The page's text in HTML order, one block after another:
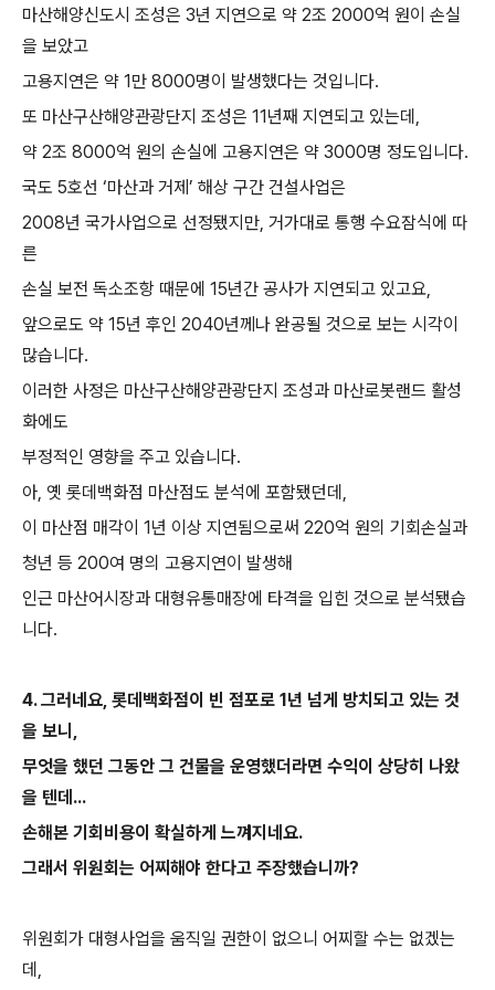
마산해양신도시 조성은 3년 지연으로 약 2조 2000억 원이 손실
을 보았고
고용지연은 약 1만 8000명이 발생했다는 것입니다.
또 마산구산해양관광단지 조성은 11년째 지연되고 있는데 ,
약 2조 8000억 원의 손실에 고용지연은 약 3000명 정도입니다.
국도 5호선 ‘마산과 거제 ’ 해상 구간 건설사업은
2008년 국가사업으로 선정됐지만, 거가대로 통행 수요잠식에 따
른
손실 보전 독소조항 때문에 15년간 공사가 지연되고 있고요,
앞으로도 약 15년 후인 2040년께나 완공될 것으로 보는 시각이
많습니다.
이러한 사정은 마산구산해양관광단지 조성과 마산로봇랜드 활성
화에도
부정적인 영향을 주고 있습니다.
아, 옛 롯데백화점 마산점도 분석에 포함됐던데 ,
이 마산점 매각이 1년 이상 지연됨으로써 220억 원의 기회손실과
청년 등 200여 명의 고용지연이 발생해
인근 마산어시장과 대형유통매장에 타격을 입힌 것으로 분석됐습
니다.
4.그러네요, 롯데백화점이 빈 점포로 1년 넘게 방치되고 있는 것
을 보니 ,
무엇을 했던 그동안 그 건물을 운영했더라면 수익이 상당히 나왔
을 텐데 ...
손해본 기회비용이 확실하게 느껴지네요.
그래서 위원회는 어찌해야 한다고 주장했습니까?
위원회가 대형사업을 움직일 권한이 없으니 어찌할 수는 없겠는
데 ,